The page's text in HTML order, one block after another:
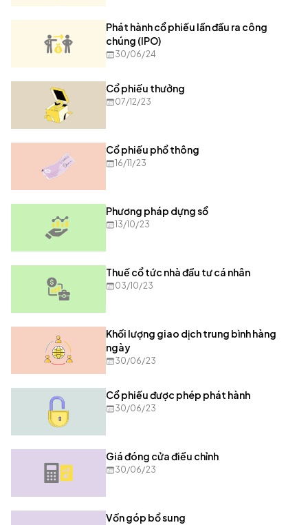
Phát hành cổ phiếu lần đầu ra công
chúng (IPO)
30/06/24
Cổ phiếu thưởng
07/12/23
Cổ phiếu phổ thông
16/11/23
Phương pháp dựng sổ
13/10/23
Thuế cổ tức nhà đầu tư cá nhân
03/10/23
Khối lượng giao dịch trung bình hàng
ngày
30/06/23
Cổ phiếu được phép phát hành
30/06/23
Giá đóng cửa điều chỉnh
30/06/23
Vốn góp bổ sung